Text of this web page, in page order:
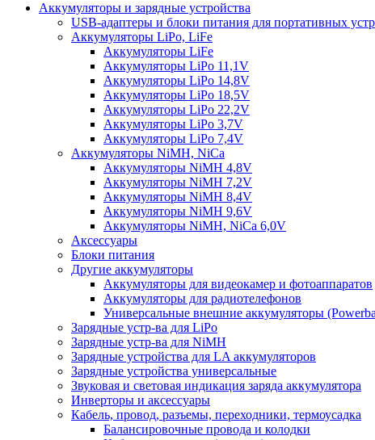
Аккумуляторы и зарядные устройства
USB-адаптеры и блоки питания для портативных
Аккумуляторы LiPo, LiFe
Аккумуляторы LiFe
Аккумуляторы LiPo 11,1V
Аккумуляторы LiPo 14,8V
Аккумуляторы LiPo 18,5V
Аккумуляторы LiPo 22,2V
Аккумуляторы LiPo 3,7V
Аккумуляторы LiPo 7,4V
Аккумуляторы NiMH, NiCa
Аккумуляторы NiMH 4,8V
Аккумуляторы NiMH 7,2V
Аккумуляторы NiMH 8,4V
Аккумуляторы NiMH 9,6V
Аккумуляторы NiMH, NiCa 6,0V
Аксессуары
Блоки питания
Другие аккумуляторы
Аккумуляторы для видеокамер и фотоаппаратов
Аккумуляторы для радиотелефонов
Универсальные внешние аккумуляторы
Зарядные устр-ва для LiPo
Зарядные устр-ва для NiMH
Зарядные устройства для LA аккумуляторов
Зарядные устройства универсальные
Звуковая и световая индикация заряда аккумулятора
Инверторы и аксессуары
Кабель, провод, разъемы, переходники, термоусадка
Балансировочные провода и колодки